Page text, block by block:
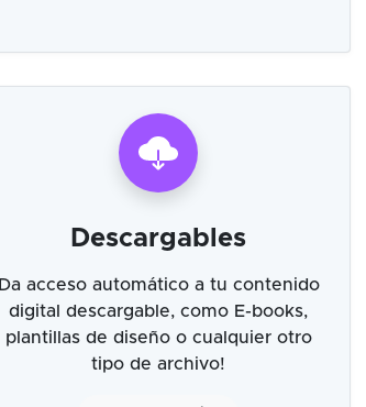
Descargables
Da acceso automático a tu contenido
digital descargable, como E-books,
plantillas de diseño o cualquier otro
tipo de archivo!